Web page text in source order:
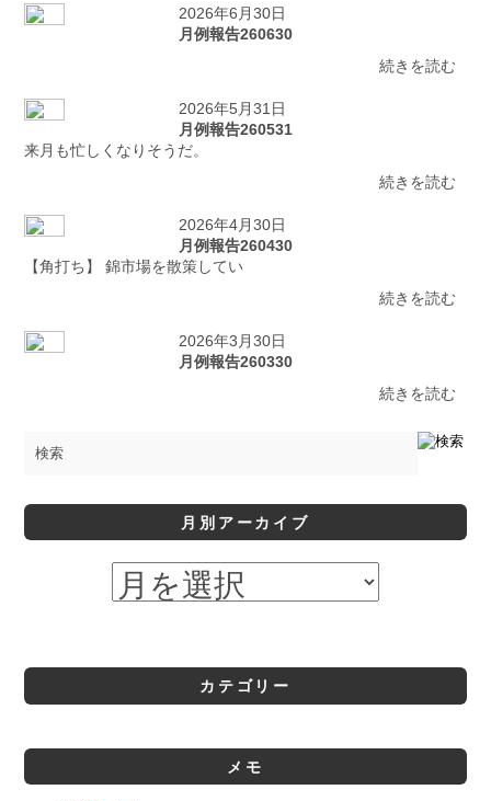
2026年6月30日
月例報告260630
続きを読む
2026年5月31日
月例報告260531
来月も忙しくなりそうだ。
続きを読む
2026年4月30日
月例報告260430
【角打ち】 錦市場を散策してい
続きを読む
2026年3月30日
月例報告260330
続きを読む
月別アーカイブ
カテゴリー
メモ